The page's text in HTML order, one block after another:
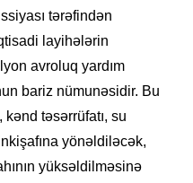
tərəfindən
layihələrin
avroluq yardım
bariz nümunəsidir. Bu
təsərrüfatı, su
yönəldiləcək,
yüksəldilməsinə